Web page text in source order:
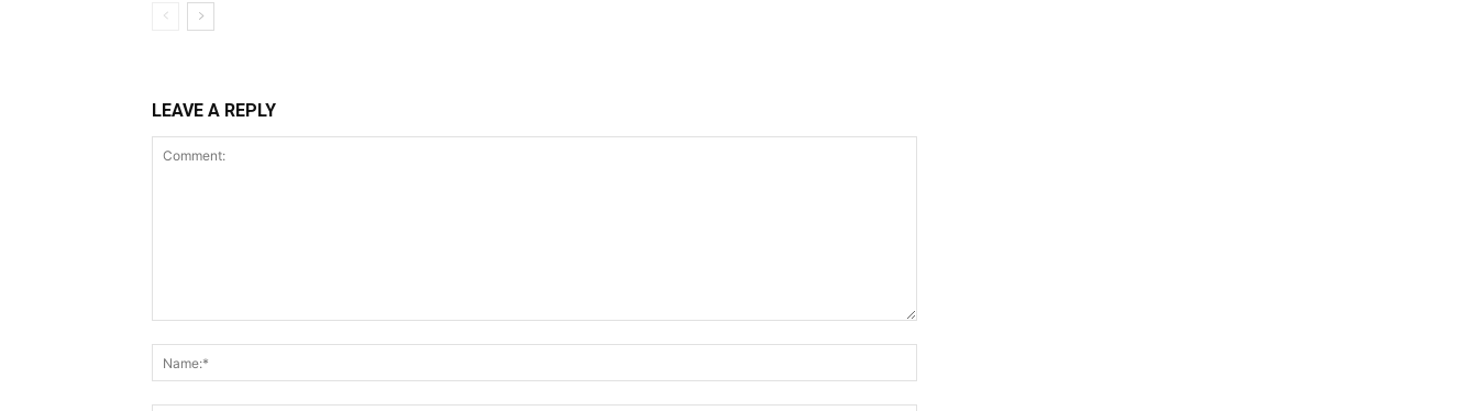
LEAVE A REPLY